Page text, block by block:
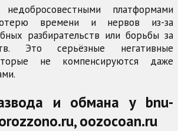
платформами
времени и нервов из-за
разбирательств или борьбы за
Это серьёзные негативные
не компенсируются даже
и обмана у bnu-
oozocoan.ru